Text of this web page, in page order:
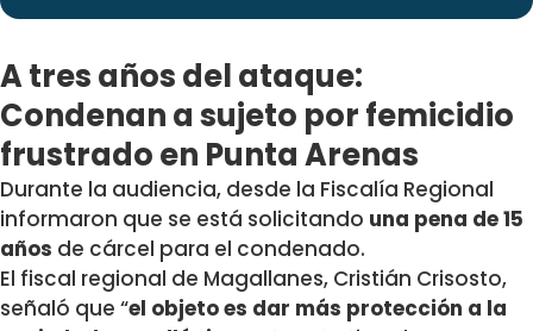
A tres años del ataque:
Condenan a sujeto por femicidio
frustrado en Punta Arenas
Durante la audiencia, desde la Fiscalía Regional
informaron que se está solicitando una pena de 15
años de cárcel para el condenado.
El fiscal regional de Magallanes, Cristián Crisosto,
señaló que “el objeto es dar más protección a la